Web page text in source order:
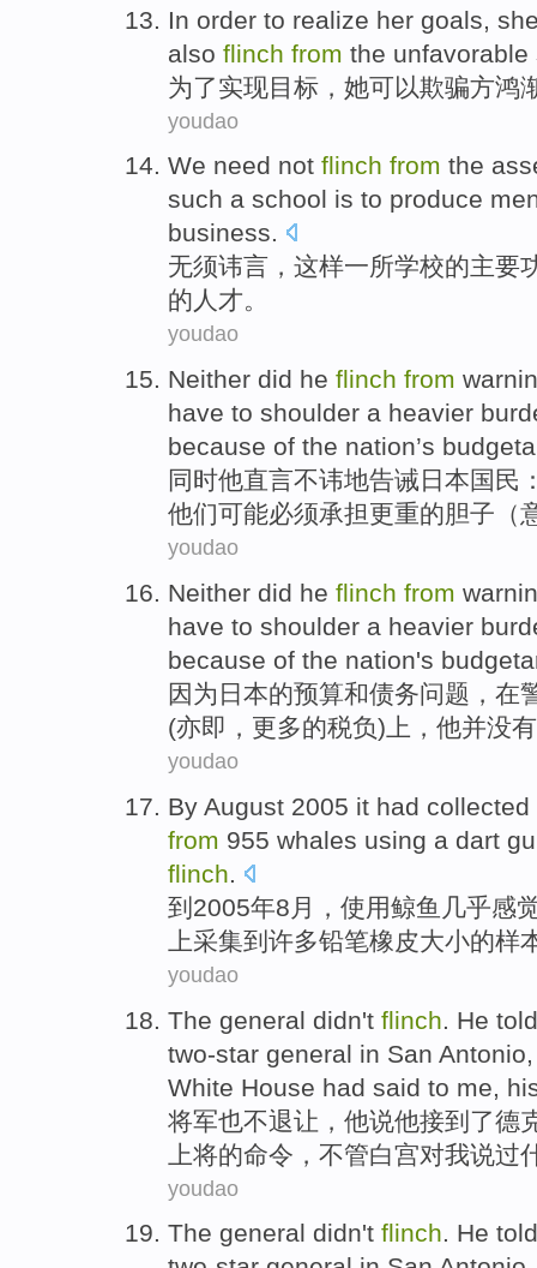
In order to realize her goals
also flinch from the unfavorable
为了实现目标 ， 她可以欺骗方鸿
youdao
We need not flinch from the
such a school is to produce
business.
无须讳言 ， 这样一所学校的主要
的人才。
youdao
Neither did he flinch from
have to shoulder a heavier
because of the nation’s
同时他直言不讳地告诫 日本国民
他们可能必须承担更重的胆子 （
youdao
Neither did he flinch from
have to shoulder a heavier
because of the nation's
因为 日本的预算和债务问题，在
(亦即 ，更多的税负)上， 他并没有
youdao
By August 2005 it had collected
from 955 whales using a dart
flinch.
到 2005年8月 ， 使用鲸鱼 几乎感
上采集到 许多铅笔橡皮大小的样
youdao
The general didn't flinch He told
two-star general in San Antonio
White House had said to me
将军也不退让 ， 他说他接到了德
上将的命令 ， 不管白宫对我说过
youdao
The general didn't flinch. He told